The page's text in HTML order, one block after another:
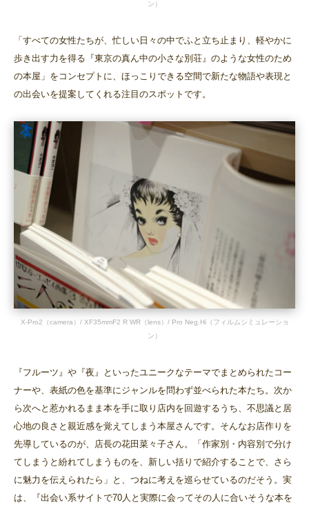
ン）
「すべての女性たちが、忙しい日々の中でふと立ち止まり、軽やかに
歩き出す力を得る『東京の真ん中の小さな別荘』のような女性のため
の本屋」をコンセプトに、ほっこりできる空間で新たな物語や表現と
の出会いを提案してくれる注目のスポットです。
X-Pro2（camera）/ XF35mmF2 R WR（lens）/ Pro Neg.Hi（フィルムシミュレーショ
ン）
『フルーツ』や『夜』といったユニークなテーマでまとめられたコー
ナーや、表紙の色を基準にジャンルを問わず並べられた本たち。次か
ら次へと惹かれるまま本を手に取り店内を回遊するうち、不思議と居
心地の良さと親近感を覚えてしまう本屋さんです。そんなお店作りを
先導しているのが、店長の花田菜々子さん。「作家別・内容別で分け
てしまうと紛れてしまうものを、新しい括りで紹介することで、さら
に魅力を伝えられたら」と、つねに考えを巡らせているのだそう。実
は、『出会い系サイトで70人と実際に会ってその人に合いそうな本を